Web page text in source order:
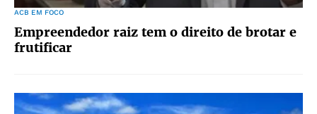
ACB EM FOCO
Empreendedor raiz tem o direito de brotar e
frutificar